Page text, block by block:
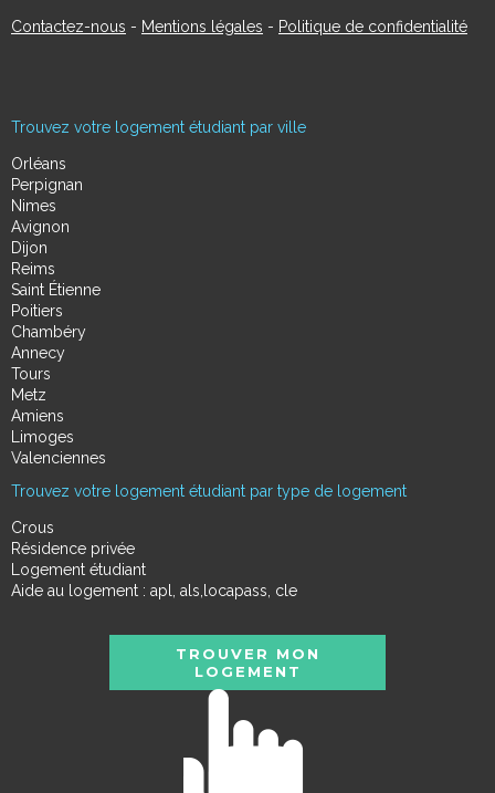
Contactez-nous - Mentions légales - Politique de confidentialité
Trouvez votre logement étudiant par ville
Orléans
Perpignan
Nimes
Avignon
Dijon
Reims
Saint Étienne
Poitiers
Chambéry
Annecy
Tours
Metz
Amiens
Limoges
Valenciennes
Trouvez votre logement étudiant par type de logement
Crous
Résidence privée
Logement étudiant
Aide au logement : apl, als,locapass, cle
TROUVER MON
LOGEMENT